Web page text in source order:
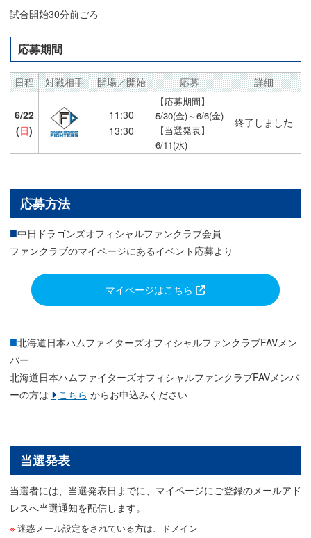
試合開始30分前ごろ
応募期間
日程 対戦相手 開場／開始 応募 詳細
6/22
(日)
11:30
13:30
【応募期間】
5/30(金)～6/6(金)
【当選発表】
6/11(水)
終了しました
応募方法
中日ドラゴンズオフィシャルファンクラブ会員
ファンクラブのマイページにあるイベント応募より
マイページはこちら
北海道日本ハムファイターズオフィシャルファンクラブFAVメン
バー
北海道日本ハムファイターズオフィシャルファンクラブFAVメンバ
ーの方は
こちら からお申込みください
当選発表
当選者には、当選発表日までに、マイページにご登録のメールアド
レスへ当選通知を配信します。
迷惑メール設定をされている方は、ドメイン